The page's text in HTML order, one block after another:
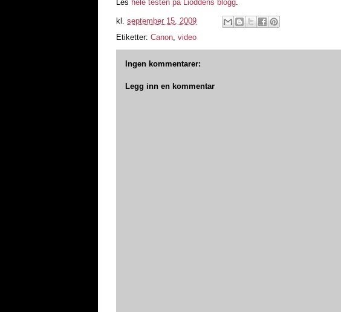
Les hele testen på Lioddens blogg
kl. september 15, 2009
Etiketter: Canon video
Ingen kommentarer:
Legg inn en kommentar